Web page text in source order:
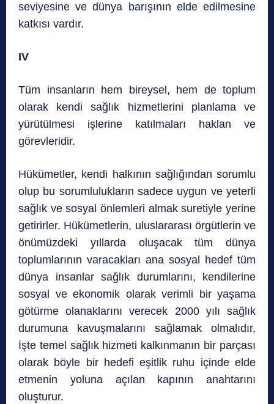
seviyesine ve dünya barışının elde edilmesine
katkısı vardır.
IV
Tüm insanların hem bireysel, hem de toplum
olarak kendi sağlık hizmetlerini planlama ve
yürütülmesi işlerine katılmaları haklan ve
görevleridir.
Hükümetler, kendi halkının sağlığından sorumlu
olup bu sorumlulukların sadece uygun ve yeterli
sağlık ve sosyal önlemleri almak suretiyle yerine
getirirler. Hükümetlerin, uluslararası örgütlerin ve
önümüzdeki yıllarda oluşacak tüm dünya
toplumlarının varacakları ana sosyal hedef tüm
dünya insanlar sağlık durumlarını, kendilerine
sosyal ve ekonomik olarak verimli bir yaşama
götürme olanaklarını verecek 2000 yılı sağlık
durumuna kavuşmalarını sağlamak olmalıdır,
İşte temel sağlık hizmeti kalkınmanın bir parçası
olarak böyle bir hedefi eşitlik ruhu içinde elde
etmenin yoluna açılan kapının anahtarını
oluşturur.